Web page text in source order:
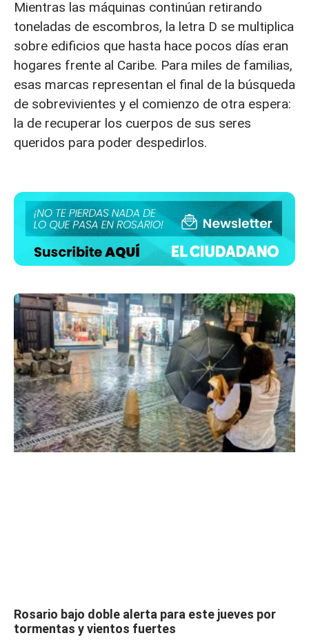
Mientras las máquinas continúan retirando
toneladas de escombros, la letra D se multiplica
sobre edificios que hasta hace pocos días eran
hogares frente al Caribe. Para miles de familias,
esas marcas representan el final de la búsqueda
de sobrevivientes y el comienzo de otra espera:
la de recuperar los cuerpos de sus seres
queridos para poder despedirlos.
Rosario bajo doble alerta para este jueves por
tormentas y vientos fuertes